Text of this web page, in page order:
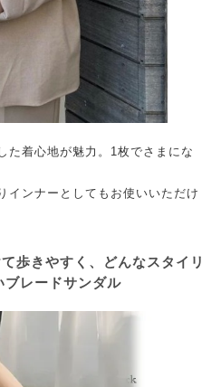
た着心地が魅力。1枚でさまにな
インナーとしてもお使いいただけ
歩きやすく、どんなスタイリ
ブレードサンダル